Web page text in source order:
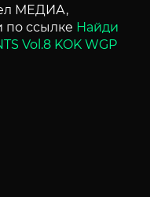
МЕДИА,
ссылке Найди
Vol.8 KOK WGP